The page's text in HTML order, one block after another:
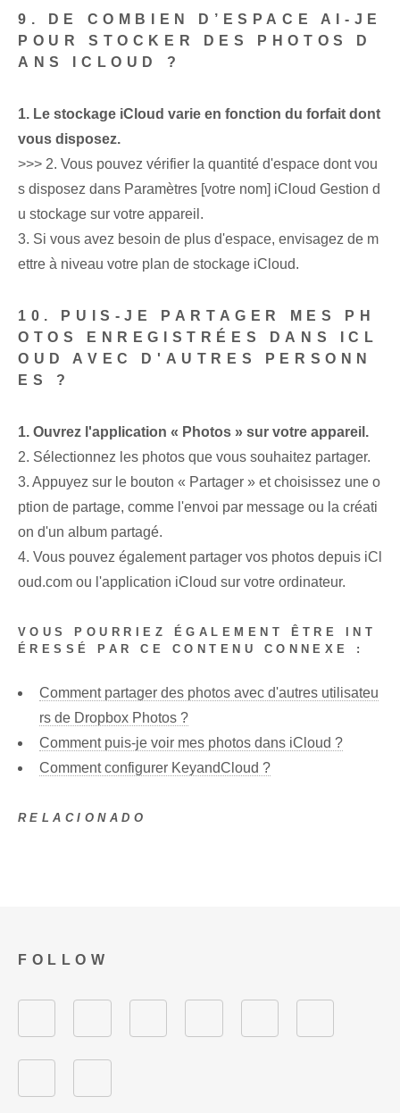
9. DE COMBIEN D’ESPACE AI-JE
POUR STOCKER DES PHOTOS D
ANS ICLOUD ?
1.⁤ Le stockage iCloud ‌varie​ en fonction du forfait dont
vous disposez.
>>> 2. Vous pouvez vérifier la quantité d'espace dont vou
s disposez dans Paramètres [votre nom] iCloud Gestion d
u stockage sur votre appareil.
3. Si vous avez besoin de plus d'espace, envisagez de m
ettre à niveau votre plan de stockage iCloud.
10. PUIS-JE PARTAGER MES PH
OTOS ENREGISTRÉES DANS ICL
OUD AVEC D'AUTRES PERSONN
ES ?
1. Ouvrez l'application « Photos » sur votre appareil.
2. Sélectionnez les⁤ photos que vous souhaitez partager.
3. Appuyez sur le bouton « Partager » et⁢ choisissez une‌ o
ption de partage,⁤ comme l'envoi par message ou la créati
on d'un album partagé.
4. Vous pouvez également partager vos photos depuis iCl
oud.com ou l'application iCloud sur votre ordinateur.
VOUS POURRIEZ ÉGALEMENT ÊTRE INT
ÉRESSÉ PAR CE CONTENU CONNEXE :
Comment partager des photos avec d'autres utilisateu
rs de Dropbox Photos ?
Comment puis-je voir mes photos dans iCloud ?
Comment configurer KeyandCloud ?
RELACIONADO
FOLLOW